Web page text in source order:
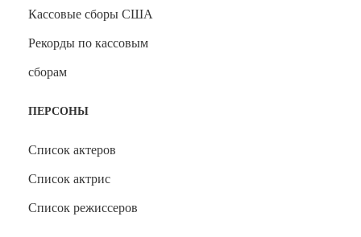
Кассовые сборы США
Рекорды по кассовым
сборам
ПЕРСОНЫ
Список актеров
Список актрис
Список режиссеров